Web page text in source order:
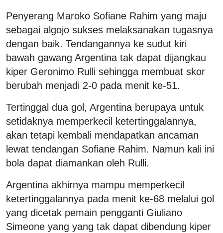
Penyerang Maroko Sofiane Rahim yang maju
sebagai algojo sukses melaksanakan tugasnya
dengan baik. Tendangannya ke sudut kiri
bawah gawang Argentina tak dapat dijangkau
kiper Geronimo Rulli sehingga membuat skor
berubah menjadi 2-0 pada menit ke-51.
Tertinggal dua gol, Argentina berupaya untuk
setidaknya memperkecil ketertinggalannya,
akan tetapi kembali mendapatkan ancaman
lewat tendangan Sofiane Rahim. Namun kali ini
bola dapat diamankan oleh Rulli.
Argentina akhirnya mampu memperkecil
ketertinggalannya pada menit ke-68 melalui gol
yang dicetak pemain pengganti Giuliano
Simeone yang yang tak dapat dibendung kiper